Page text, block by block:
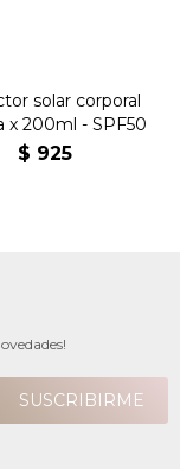
solar corporal
x 200ml - SPF50
$ 925
SUSCRIBIRME